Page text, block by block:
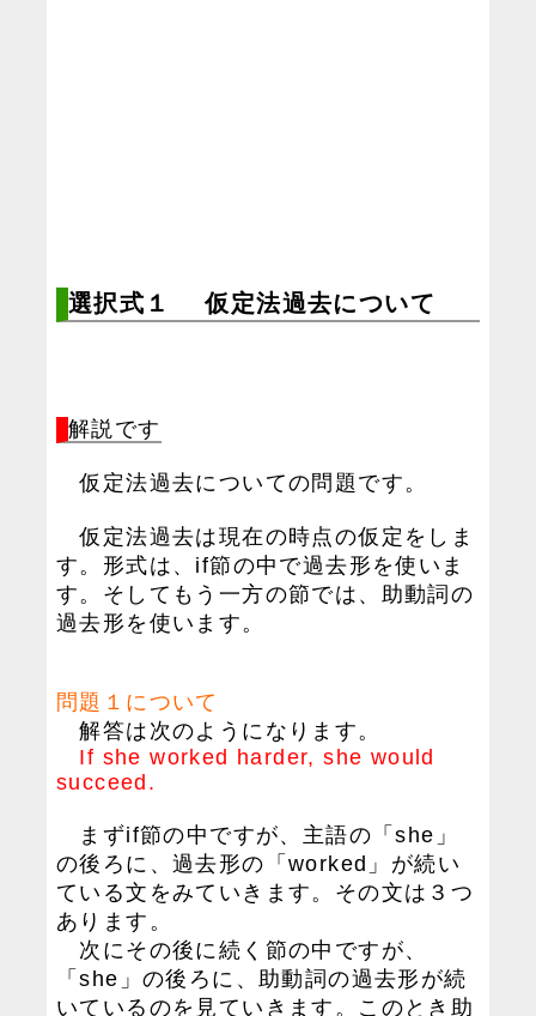
選択式１ 仮定法過去について
解説です
仮定法過去についての問題です。
仮定法過去は現在の時点の仮定をしま
す。形式は、if節の中で過去形を使いま
す。そしてもう一方の節では、助動詞の
過去形を使います。
問題１について
解答は次のようになります。
If she worked harder, she would
succeed.
まずif節の中ですが、主語の「she」
の後ろに、過去形の「worked」が続い
ている文をみていきます。その文は３つ
あります。
次にその後に続く節の中ですが、
「she」の後ろに、助動詞の過去形が続
いているのを見ていきます。このとき助